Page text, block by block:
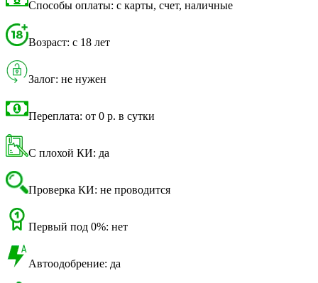
Способы оплаты: с карты, счет, наличные
Возраст: с 18 лет
Залог: не нужен
Переплата: от 0 р. в сутки
С плохой КИ: да
Проверка КИ: не проводится
Первый под 0%: нет
Автоодобрение: да